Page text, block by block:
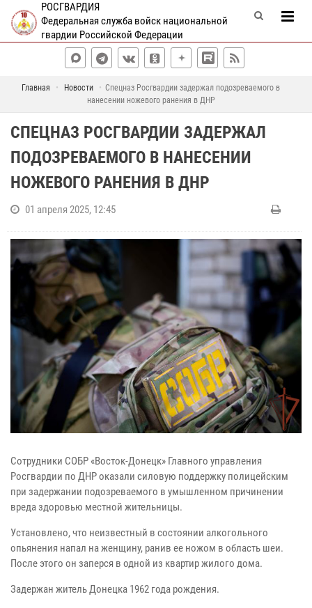
РОСГВАРДИЯ
Федеральная служба войск национальной
гвардии Российской Федерации
Главная Новости
Спецназ Росгвардии задержал подозреваемого в
нанесении ножевого ранения в ДНР
СПЕЦНАЗ РОСГВАРДИИ ЗАДЕРЖАЛ
ПОДОЗРЕВАЕМОГО В НАНЕСЕНИИ
НОЖЕВОГО РАНЕНИЯ В ДНР
01 апреля 2025, 12:45
Сотрудники СОБР «Восток-Донецк» Главного управления
Росгвардии по ДНР оказали силовую поддержку полицейским
при задержании подозреваемого в умышленном причинении
вреда здоровью местной жительницы.
Установлено, что неизвестный в состоянии алкогольного
опьянения напал на женщину, ранив ее ножом в область шеи.
После этого он заперся в одной из квартир жилого дома.
Задержан житель Донецка 1962 года рождения.